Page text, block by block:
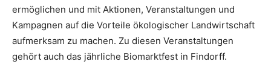
ermöglichen und mit Aktionen, Veranstaltungen und
Kampagnen auf die Vorteile ökologischer Landwirtschaft
aufmerksam zu machen. Zu diesen Veranstaltungen
gehört auch das jährliche Biomarktfest in Findorff.